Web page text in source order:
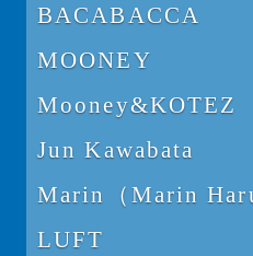
BACABACCA
MOONEY
Mooney&KOTEZ
Jun Kawabata
Marin（Marin
LUFT